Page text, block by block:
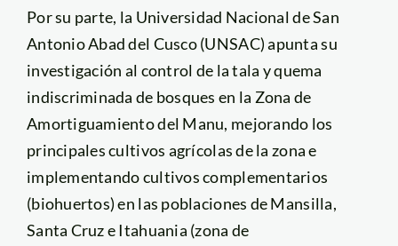
Por su parte, la Universidad Nacional de San
Antonio Abad del Cusco (UNSAC) apunta su
investigación al control de la tala y quema
indiscriminada de bosques en la Zona de
Amortiguamiento del Manu, mejorando los
principales cultivos agrícolas de la zona e
implementando cultivos complementarios
(biohuertos) en las poblaciones de Mansilla,
Santa Cruz e Itahuania (zona de